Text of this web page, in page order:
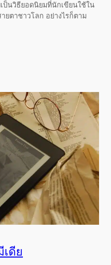
ป็นวิธียอดนิยมที่นักเขียนใช้ใน
ยตาชาวโลก อย่างไรก็ตาม
ดีย